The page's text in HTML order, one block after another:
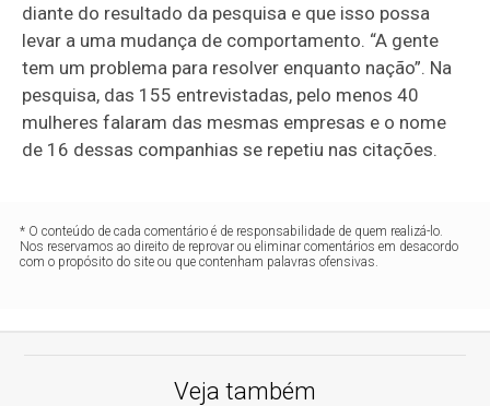
diante do resultado da pesquisa e que isso possa
levar a uma mudança de comportamento. “A gente
tem um problema para resolver enquanto nação”. Na
pesquisa, das 155 entrevistadas, pelo menos 40
mulheres falaram das mesmas empresas e o nome
de 16 dessas companhias se repetiu nas citações.
* O conteúdo de cada comentário é de responsabilidade de quem realizá-lo.
Nos reservamos ao direito de reprovar ou eliminar comentários em desacordo
com o propósito do site ou que contenham palavras ofensivas.
Veja também